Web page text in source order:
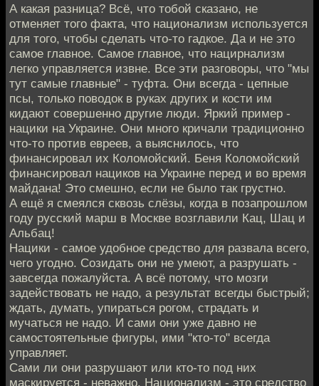
А какая разница? Всё, что тобой сказано, не
отменяет того факта, что национализм используется
для того, чтобы сделать что-то гадкое. Да и не это
самое главное. Самое главное, что нацирнализм
легко управляется извне. Все эти разговоры, что "мы
тут самые главные" - туфта. Они всегда - цепные
псы, только поводок в руках других и кости им
кидают совершенно другие люди. Яркий пример -
нацики на Украине. Они много кричали традиционно
что-то против евреев, а выяснилось, что
финансировал их Коломойский. Беня Коломойский
финансировал нациков на Украине перед и во время
майдана! Это смешно, если не было так грустно.
А ещё я смеялся сквозь слёзы, когда в позапрошлом
году русский марш в Москве возглавили Кац, Шац и
Альбац!
Нацики - самое удобное средство для развала всего,
чего угодно. Созидать они не умеют, а разрушать -
завсегда пожалуйста. А всё потому, что мозги
задействовать не надо, а результат всегды быстрый;
ждать, думать, упираться рогом, страдать и
мучаться не надо. И сами они уже давно не
самостоятельные фигуры, ими "кто-то" всегда
управляет.
Сами ли они разрушают или кто-то под них
маскируется - неважно. Национализм - это средство